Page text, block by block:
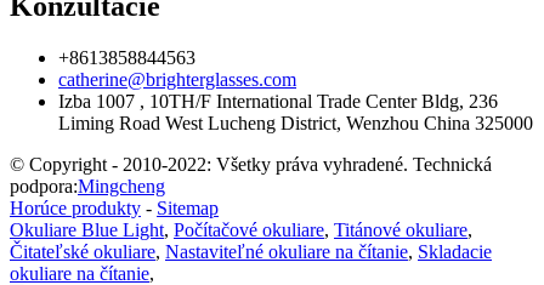
+8613858844563
catherine@brighterglasses.com
Izba 1007 , 10TH/F International Trade Center Bldg, 236
Liming Road West Lucheng District, Wenzhou China 325000
© Copyright - 2010-2022: Všetky práva vyhradené. Technická
podpora:Mingcheng
Horúce produkty - Sitemap
Okuliare Blue Light, Počítačové okuliare, Titánové okuliare,
Čitateľské okuliare, Nastaviteľné okuliare na čítanie, Skladacie
okuliare na čítanie,